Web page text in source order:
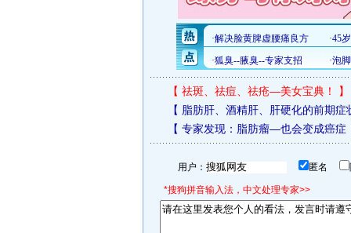
【 祛斑、祛痘、祛疮—美女宝典！ 】
【 脂肪肝、酒精肝、肝硬化的前期症
【 专家发现：脂肪瘤—也会变成癌症
用户： 匿名
*搜狗拼音输入法，中文处理专家>>